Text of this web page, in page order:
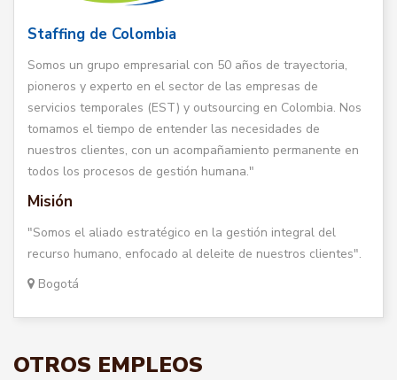
Staffing de Colombia
Somos un grupo empresarial con 50 años de trayectoria,
pioneros y experto en el sector de las empresas de
servicios temporales (EST) y outsourcing en Colombia. Nos
tomamos el tiempo de entender las necesidades de
nuestros clientes, con un acompañamiento permanente en
todos los procesos de gestión humana."
Misión
"Somos el aliado estratégico en la gestión integral del
recurso humano, enfocado al deleite de nuestros clientes".
Bogotá
OTROS EMPLEOS